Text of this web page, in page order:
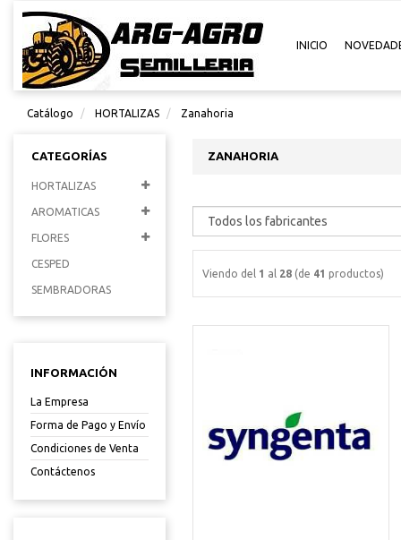
INICIO
Catálogo HORTALIZAS Zanahoria
CATEGORÍAS
HORTALIZAS
AROMATICAS
FLORES
CESPED
SEMBRADORAS
INFORMACIÓN
La Empresa
Forma de Pago y Envío
Condiciones de Venta
Contáctenos
ZANAHORIA
Viendo del 1 al 28 (de 41 productos)